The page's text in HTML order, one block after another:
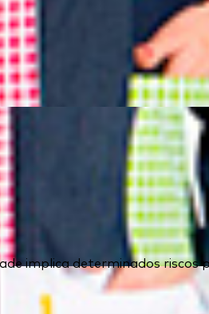
implica determinados riscos